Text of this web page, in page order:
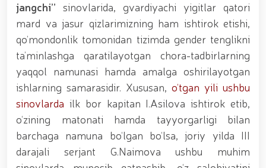
sertifikatlariga ega boʻldi // Qahramonlar xotirasi
yod etildi // Strandja turnirida Milliy gvardiya harbiy
xizmatchisi Navbahor Hamidova oltin medalni qoʻlga
kiritdi. // Iroda Ismoilova «Sodiq xizmatlari uchun»
medali bilan taqdirlandi. // O‘zbekiston Qurolli
Kuchlarida kibersport, dron va robot texnologiyalari
yo‘nalishlari rivojlantiriladi // Andijon viloyatida
Respublika ishchi guruhining yoshlar bilan uchrashuvi
tadbirlari doirasida muddatdi harbiy xizmatchilarga
sertifikatlar topshirildi. // Milliy gvardiya
qo‘mondoni, general-polkovnik B.Tashmatov
poytaxtimizdagi manzilli ishlari davomida yoshlar
bilan uchrashib, ular bilan ochiq muloqot o‘tkazdi. //
Farg‘ona viloyatida jinoyat sodir etishga moyil
jangchi” sinovlarida, gvardiyachi yigitlar qatori
mard va jasur qizlarimizning ham ishtirok etishi,
qo‘mondonlik tomonidan tizimda gender tenglikni
ta’minlashga qaratilayotgan chora-tadbirlarning
yaqqol namunasi hamda amalga oshirilayotgan
ishlarning samarasidir. Xususan, o‘tgan yili ushbu
sinovlarda ilk bor kapitan I.Asilova ishtirok etib,
o‘zining matonati hamda tayyorgarligi bilan
barchaga namuna bo‘lgan bo‘lsa, joriy yilda III
darajali serjant G.Naimova ushbu muhim